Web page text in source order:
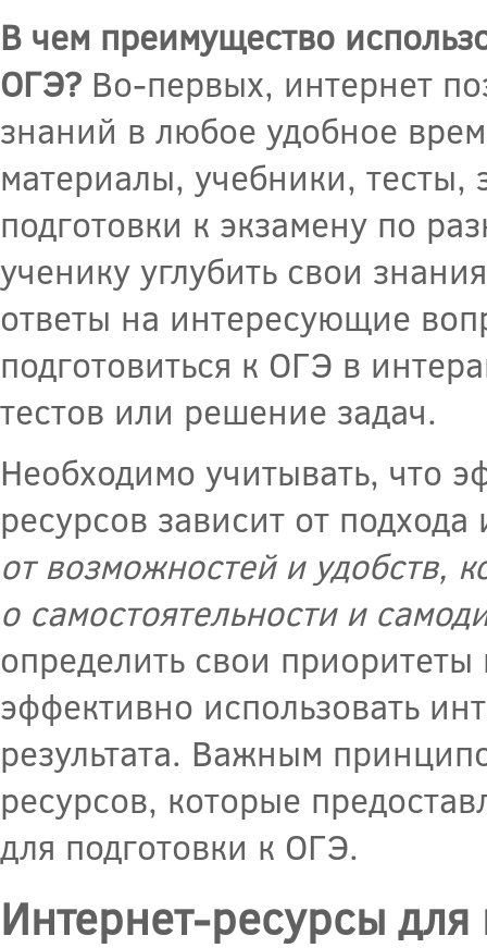
В чем преимущество
ОГЭ? Во-первых, интернет
знаний в любое удобное
материалы, учебники, тесты,
подготовки к экзамену по
ученику углубить свои
ответы на интересующие
подготовиться к ОГЭ в
тестов или решение задач.
Необходимо учитывать, что
ресурсов зависит от
от возможностей и удобств,
о самостоятельности и
определить свои
эффективно использовать
результата. Важным
ресурсов, которые
для подготовки к ОГЭ.
Интернет-ресурсы для